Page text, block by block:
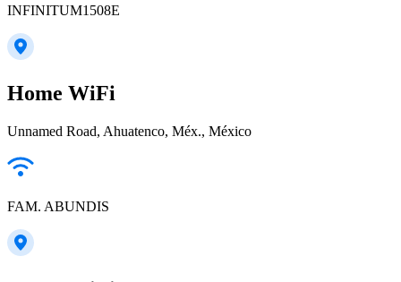
INFINITUM1508E
Home WiFi
Unnamed Road, Ahuatenco, Méx., México
FAM. ABUNDIS